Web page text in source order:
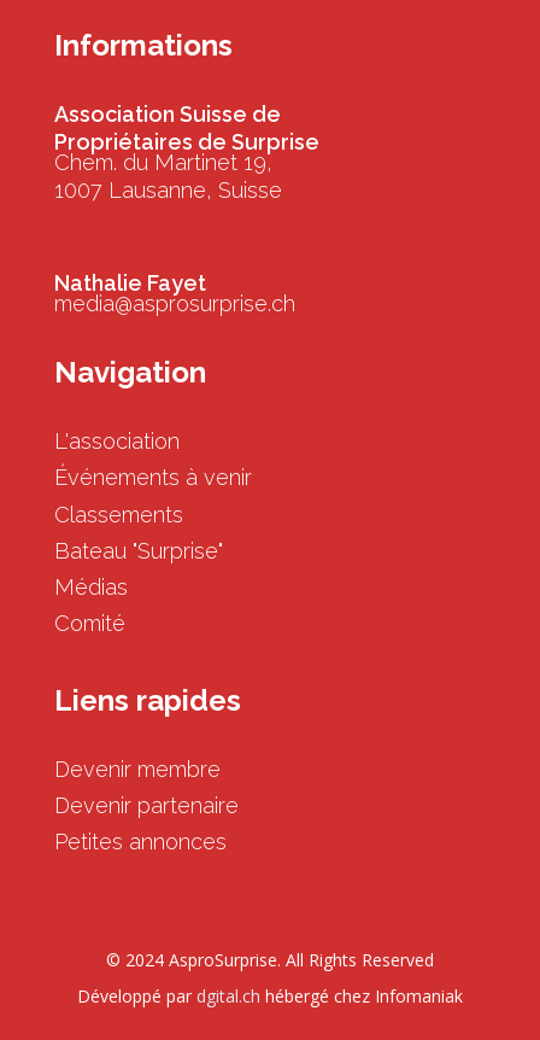
Informations
Association Suisse de
Propriétaires de Surprise
Chem. du Martinet 19,
1007 Lausanne, Suisse
Nathalie Fayet
media@asprosurprise.ch
Navigation
L'association
Événements à venir
Classements
Bateau "Surprise"
Médias
Comité
Liens rapides
Devenir membre
Devenir partenaire
Petites annonces
© 2024 AsproSurprise. All Rights Reserved
Développé par dgital.ch hébergé chez Infomaniak